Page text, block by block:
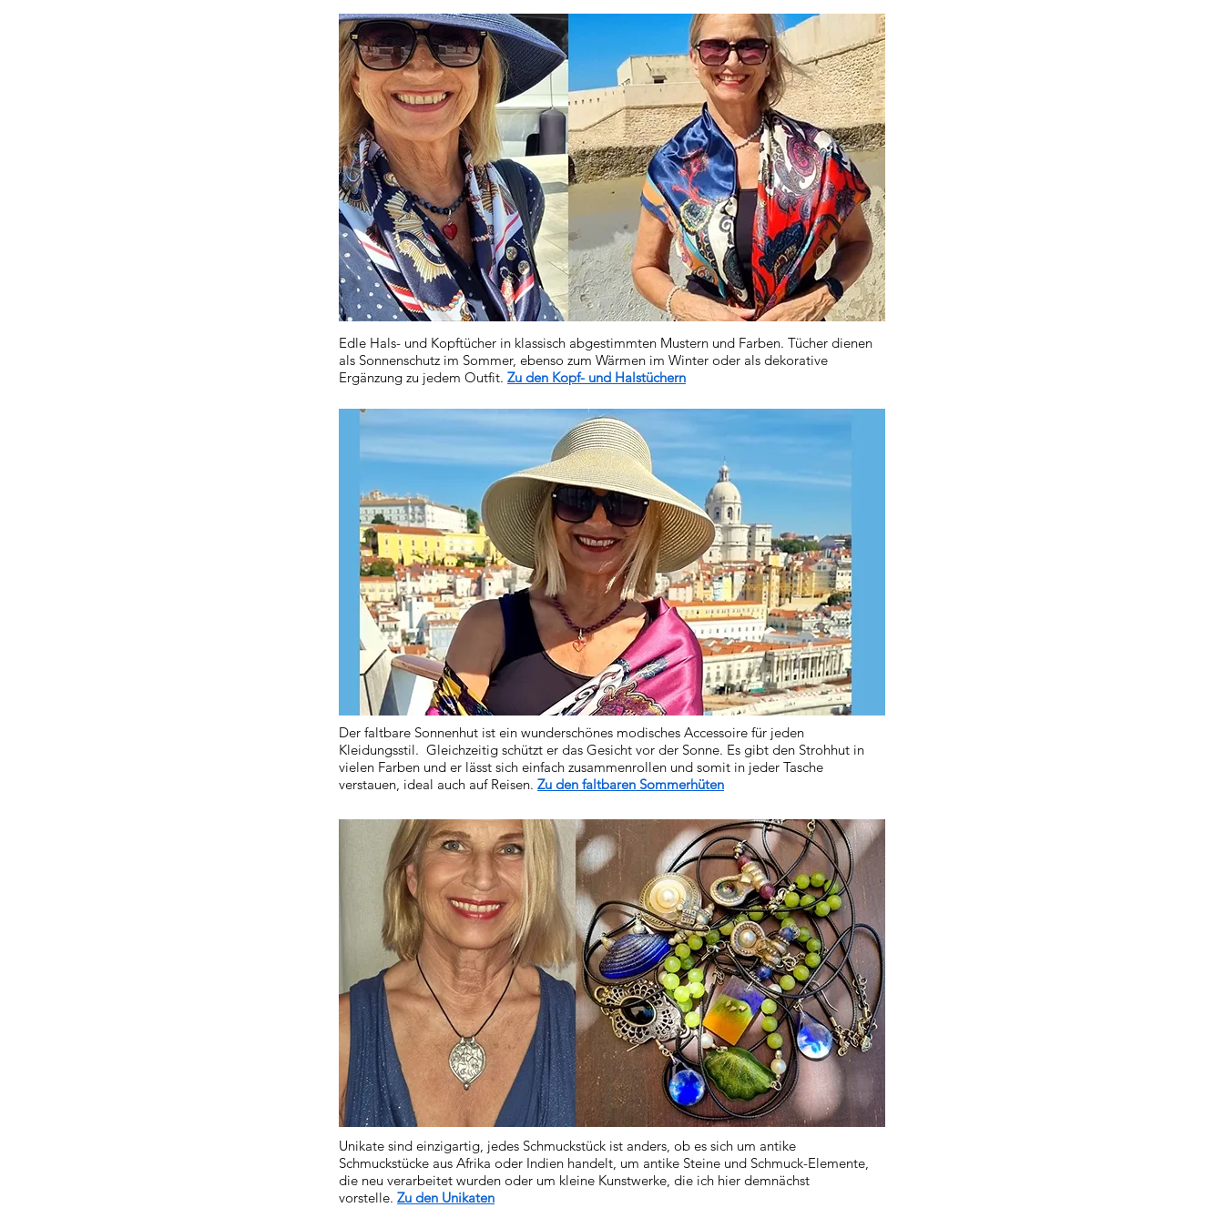
Edle Hals- und Kopftücher in klassisch abgestimmten Mustern und Farben. Tücher dienen
als Sonnenschutz im Sommer, ebenso zum Wärmen im Winter oder als dekorative
Ergänzung zu jedem Outfit. Zu den Kopf- und Halstüchern
Der faltbare Sonnenhut ist ein wunderschönes modisches Accessoire für jeden
Kleidungsstil. Gleichzeitig schützt er das Gesicht vor der Sonne. Es gibt den Strohhut in
vielen Farben und er lässt sich einfach zusammenrollen und somit in jeder Tasche
verstauen, ideal auch auf Reisen. Zu den faltbaren Sommerhüten
Unikate sind einzigartig, jedes Schmuckstück ist anders, ob es sich um antike
Schmuckstücke aus Afrika oder Indien handelt, um antike Steine und Schmuck-Elemente,
die neu verarbeitet wurden oder um kleine Kunstwerke, die ich hier demnächst
vorstelle. Zu den Unikaten